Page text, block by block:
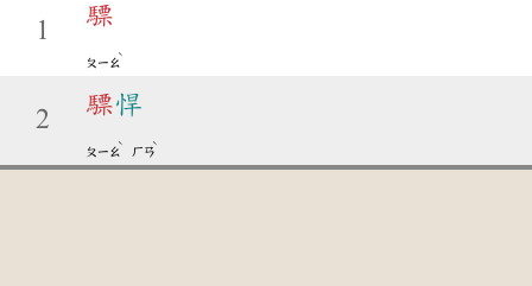
1
驃
ㄆㄧㄠ
ˋ
2
驃悍
ㄆㄧㄠ
ˋ
ㄏㄢ
ˋ